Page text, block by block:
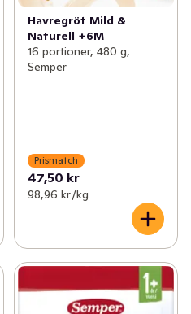
Havregröt Mild &
Naturell +6M
16 portioner, 480 g,
Semper
Prismatch
47,50 kr
98,96 kr /kg